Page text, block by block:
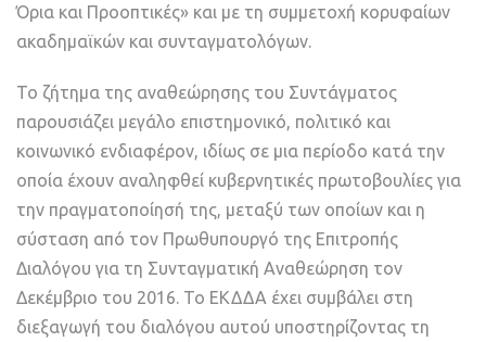
Όρια και Προοπτικές» και με τη συμμετοχή κορυφαίων
ακαδημαϊκών και συνταγματολόγων.
Το ζήτημα της αναθεώρησης του Συντάγματος
παρουσιάζει μεγάλο επιστημονικό, πολιτικό και
κοινωνικό ενδιαφέρον, ιδίως σε μια περίοδο κατά την
οποία έχουν αναληφθεί κυβερνητικές πρωτοβουλίες για
την πραγματοποίησή της, μεταξύ των οποίων και η
σύσταση από τον Πρωθυπουργό της Επιτροπής
Διαλόγου για τη Συνταγματική Αναθεώρηση τον
Δεκέμβριο του 2016. Το ΕΚΔΔΑ έχει συμβάλει στη
διεξαγωγή του διαλόγου αυτού υποστηρίζοντας τη